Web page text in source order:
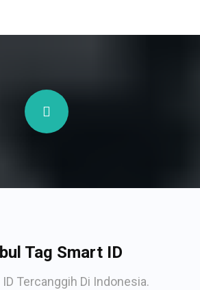
Tag Smart ID
Tercanggih Di Indonesia.